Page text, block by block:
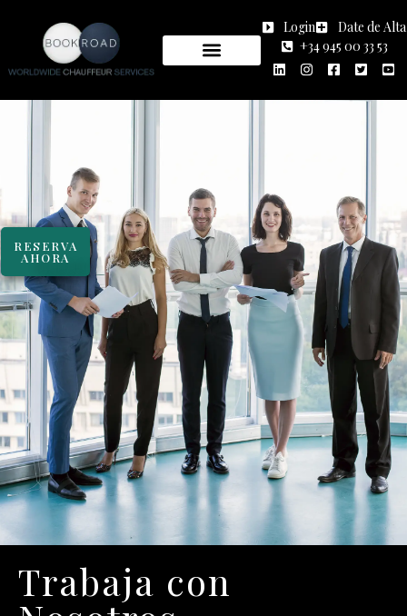
Login
Date de Alta
+34 945 00 33 53
RESERVA
AHORA
Trabaja con